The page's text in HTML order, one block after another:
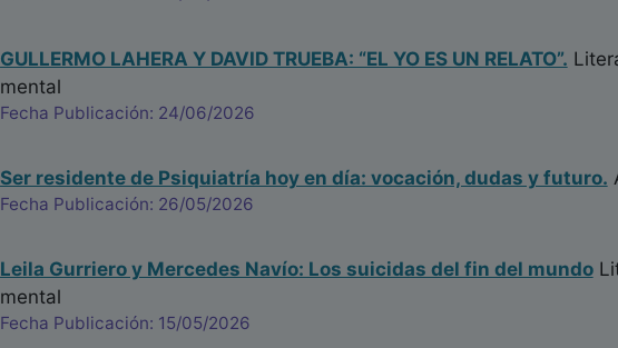
GULLERMO LAHERA Y DAVID TRUEBA: “EL YO ES UN RELATO”.
mental
Fecha Publicación: 24/06/2026
Ser residente de Psiquiatría hoy en día: vocación, dudas y futuro.
Fecha Publicación: 26/05/2026
Leila Gurriero y Mercedes Navío: Los suicidas del fin del mundo
mental
Fecha Publicación: 15/05/2026